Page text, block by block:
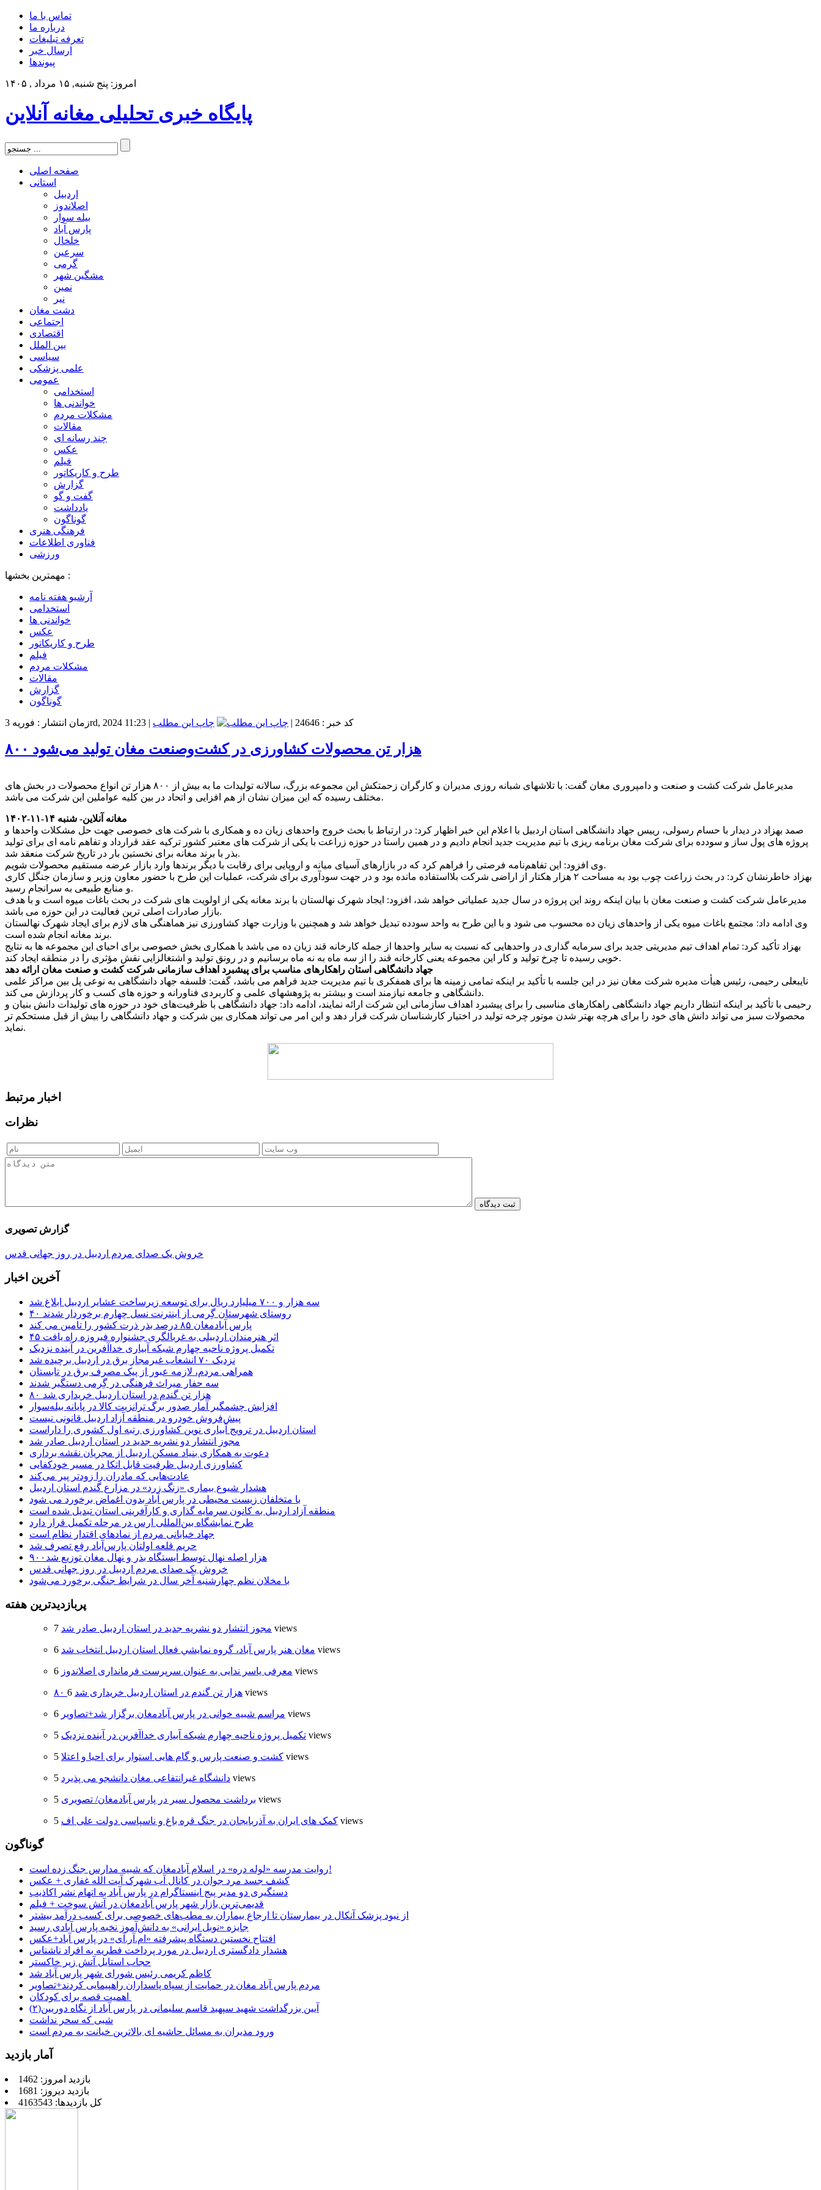
تماس با ما
درباره ما
تعرفه تبلیغات
ارسال خبر
پیوندها
امروز: پنج شنبه, ۱۵ مرداد , ۱۴۰۵
پایگاه خبری تحلیلی مغانه آنلاین
صفحه اصلی
استانی
اردبیل
اصلاندوز
بیله سوار
پارس آباد
خلخال
سرعین
گرمی
مشگین شهر
نمین
نیر
دشت مغان
اجتماعی
اقتصادی
بین الملل
سیاسی
علمی پزشکی
عمومی
استخدامی
خواندنی ها
مشکلات مردم
مقالات
چند رسانه ای
عکس
فیلم
طرح و کاریکاتور
گزارش
گفت و گو
یادداشت
گوناگون
فرهنگی هنری
فناوری اطلاعات
ورزشی
مهمترین بخشها :
آرشیو هفته نامه
استخدامی
خواندنی ها
عکس
طرح و کاریکاتور
فیلم
مشکلات مردم
مقالات
گزارش
گوناگون
زمان انتشار : فوریه 3rd, 2024 11:23 | کد خبر : 24646 | چاپ این مطلب
۸۰۰ هزار تن محصولات کشاورزی در کشت‌وصنعت مغان تولید می‌شود
مدیرعامل شرکت کشت و صنعت و دامپروری مغان گفت: با تلاشهای شبانه روزی مدیران و کارگران زحمتکش این مجموعه بزرگ، سالانه تولیدات ما به بیش از ۸۰۰ هزار تن انواع محصولات در بخش های
مختلف رسیده که این میزان نشان از هم افزایی و اتحاد در بین کلیه عواملین این شرکت می باشد.
مغانه آنلاین- شنبه ۱۴-۱۱-۱۴۰۲
صمد بهزاد در دیدار با حسام رسولی، رییس جهاد دانشگاهی استان اردبیل با اعلام این خبر اظهار کرد: در ارتباط با بحث خروج واحدهای زیان ده و همکاری با شرکت های خصوصی جهت حل مشکلات واحدها و
پروژه های پول ساز و سودده برای شرکت مغان برنامه ریزی با تیم مدیریت جدید انجام دادیم و در همین راستا در حوزه زراعت با یکی از شرکت های معتبر کشور ترکیه عقد قرارداد و تفاهم نامه ای برای تولید
بذر با برند مغانه برای نخستین بار در تاریخ شرکت منعقد شد.
وی افزود: این تفاهم‌نامه فرصتی را فراهم کرد که در بازارهای آسیای میانه و اروپایی برای رقابت با دیگر برندها وارد بازار عرضه مستقیم محصولات شویم.
بهزاد خاطرنشان کرد: در بحث زراعت چوب بود به مساحت ۲ هزار هکتار از اراضی شرکت بلااستفاده مانده بود و در جهت سودآوری برای شرکت، عملیات این طرح با حضور معاون وزیر و سازمان جنگل کاری
و منابع طبیعی به سرانجام رسید.
مدیرعامل شرکت کشت و صنعت مغان با بیان اینکه روند این پروژه در سال جدید عملیاتی خواهد شد، افزود: ایجاد شهرک نهالستان با برند مغانه یکی از اولویت های شرکت در بحث باغات میوه است و با هدف
بازار صادرات اصلی ترین فعالیت در این حوزه می باشد.
وی ادامه داد: مجتمع باغات میوه یکی از واحدهای زیان ده محسوب می شود و با این طرح به واحد سودده تبدیل خواهد شد و همچنین با وزارت جهاد کشاورزی نیز هماهنگی های لازم برای ایجاد شهرک نهالستان
برند مغانه انجام شده است.
بهزاد تأکید کرد: تمام اهداف تیم مدیریتی جدید برای سرمایه گذاری در واحدهایی که نسبت به سایر واحدها از جمله کارخانه قند زیان ده می باشد با همکاری بخش خصوصی برای احیای این مجموعه ها به نتایج
خوبی رسیده تا چرخ تولید و کار این مجموعه یعنی کارخانه قند را از سه ماه به نه ماه برسانیم و در رونق تولید و اشتغالزایی نقش مؤثری را در منطقه ایجاد کند.
جهاد دانشگاهی استان راهکارهای مناسب برای پیشبرد اهداف سازمانی شرکت کشت و صنعت مغان ارائه دهد
نایبعلی رحیمی، رئیس هیأت مدیره شرکت مغان نیز در این جلسه با تأکید بر اینکه تمامی زمینه ها برای همفکری با تیم مدیریت جدید فراهم می باشد، گفت: فلسفه جهاد دانشگاهی به نوعی پل بین مراکز علمی
دانشگاهی و جامعه نیازمند است و بیشتر به پژوهشهای علمی و کاربردی فناورانه و حوزه های کسب و کار پردازش می کند.
رحیمی با تأکید بر اینکه انتظار داریم جهاد دانشگاهی راهکارهای مناسبی را برای پیشبرد اهداف سازمانی این شرکت ارائه نمایند، ادامه داد: جهاد دانشگاهی با ظرفیت‌های خود در حوزه های تولیدات دانش بنیان و
محصولات سبز می تواند دانش های خود را برای هرچه بهتر شدن موتور چرخه تولید در اختیار کارشناسان شرکت قرار دهد و این امر می تواند همکاری بین شرکت و جهاد دانشگاهی را بیش از قبل مستحکم تر
نماید.
اخبار مرتبط
نظرات
گزارش تصویری
خروش یک صدای مردم اردبیل در روز جهانی قدس
آخرین اخبار
سه هزار و ۷۰۰ میلیارد ریال برای توسعه زیرساخت عشایر اردبیل ابلاغ شد
۴۰ روستای شهرستان گِرمی از اینترنت نسل چهارم برخوردار شدند
پارس آبادمغان ۸۵ درصد بذر ذرت کشور را تامین می کند
۴۵ اثر هنرمندان اردبیلی به غربالگری جشنواره فیروزه راه یافت
تکمیل پروژه ناحیه چهارم شبکه آبیاری خداآفرین در آینده نزدیک
نزدیک ۷۰ انشعاب غیرمجاز برق در اردبیل برچیده شد
همراهی مردم، لازمه عبور از پیک مصرف برق در تابستان
سه حفار میراث فرهنگی در گِرمی دستگیر شدند
۸۰ هزار تن گندم در استان اردبیل خریداری شد
افزایش چشمگیر آمار صدور برگ ترانزیت کالا در پایانه بیله‌سوار
پیش‌فروش خودرو در منطقه آزاد اردبیل قانونی نیست
استان اردبیل در ترویج آبیاری نوین کشاورزی رتبه اول کشوری را داراست
مجوز انتشار دو نشریه جدید در استان اردبیل صادر شد
دعوت به همکاری بنیاد مسکن اردبیل از مجریان نقشه برداری
کشاورزی اردبیل ظرفیت قابل اتکا در مسیر خودکفایی
عادت‌هایی که مادران را زودتر پیر می‌کند
هشدار شیوع بیماری «زنگ زرد» در مزارع گندم استان اردبیل
با متخلفان زیست محیطی در پارس آباد بدون اغماض برخورد می شود
منطقه آزاد اردبیل به کانون سرمایه گذاری و کارآفرینی استان تبدیل شده است
طرح نمایشگاه بین‌المللی ارس در مرحله تکمیل قرار دارد
جهاد خیابانی مردم از نمادهای اقتدار نظام است
حریم قلعه اولتان پارس‌آباد رفع تصرف شد
۹۰۰هزار اصله نهال توسط ایستگاه بذر و نهال مغان توزیع شد
خروش یک صدای مردم اردبیل در روز جهانی قدس
با مخلان نظم چهارشنبه‌ آخر سال در شرایط جنگی برخورد می‌شود
پربازدیدترین هفته
مجوز انتشار دو نشریه جدید در استان اردبیل صادر شد 7 views
مغان هنر پارس آباد، گروه نمايشي فعال استان اردبيل انتخاب شد 6 views
معرفی یاسر ندایی به عنوان سرپرست فرمانداری اصلاندوز 6 views
۸۰ هزار تن گندم در استان اردبیل خریداری شد 6 views
مراسم شبیه خوانی در پارس آبادمغان برگزار شد+تصاویر 6 views
تکمیل پروژه ناحیه چهارم شبکه آبیاری خداآفرین در آینده نزدیک 5 views
کشت و صنعت پارس و گام هایی استوار برای احیا و اعتلا 5 views
دانشگاه غیرانتفاعی مغان دانشجو می پذیرد 5 views
برداشت محصول سیر در پارس آبادمغان/ تصویری 5 views
کمک های ایران به آذربایجان در جنگ قره باغ و ناسپاسی دولت علی اف 5 views
گوناگون
روایت مدرسه «لوله دره» در اسلام آبادمغان که شبیه مدارس جنگ زده است!
کشف جسد مرد جوان در کانال آب شهرک آیت الله غفاری + عکس
دستگیری دو مدیر پیج اینستاگرام در پارس آباد به اتهام نشر اکاذیب
قدیمی‌ترین بازار شهر پارس آبادمغان در آتش سوخت + فیلم
از نبود پزشک آنکال در بیمارستان تا ارجاع بیماران به مطب‌های خصوصی برای کسب درآمد بیشتر
جایزه «نوبل ایرانی» به دانش‌آموز نخبه پارس آبادی رسید
افتتاح نخستین دستگاه پیشرفته «ام.آر.آی» در پارس آباد+عکس
هشدار دادگستری اردبیل در مورد پرداخت فطریه به افراد ناشناس
حجاب استایل آتش زیر خاکستر
کاظم کریمی رئیس شورای شهر پارس آباد شد
مردم پارس آباد مغان در حمایت از سپاه پاسداران راهپیمایی کردند+تصاویر
آیین بزرگداشت شهید سپهبد قاسم سلیمانی در پارس آباد از نگاه دوربین(۲)
شبی که سحر نداشت
ورود مدیران به مسائل حاشیه ای بالاترین خیانت به مردم است
آمار بازدید
بازدید امروز: 1462
بازدید دیروز: 1681
کل بازدیدها: 4163543